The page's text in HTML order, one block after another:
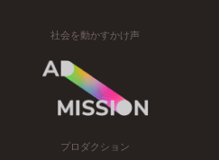
社会を動かすかけ声
プロダクション